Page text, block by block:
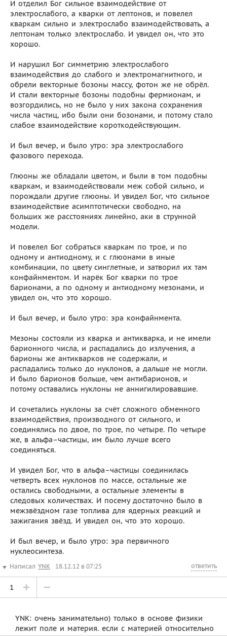
И отделил Бог сильное взаимодействие от
электрослабого, а кварки от лептонов, и повелел
кваркам сильно и электрослабо взаимодействовать, а
лептонам только электрослабо. И увидел он, что это
хорошо.
И нарушил Бог симметрию электрослабого
взаимодействия до слабого и электромагнитного, и
обрели векторные бозоны массу, фотон же не обрёл.
И стали векторные бозоны подобны фермионам, и
возгордились, но не было у них закона сохранения
числа частиц, ибо были они бозонами, и потому стало
слабое взаимодействие короткодействующим.
И был вечер, и было утро: эра электрослабого
фазового перехода.
Глюоны же обладали цветом, и были в том подобны
кваркам, и взаимодействовали меж собой сильно, и
порождали другие глюоны. И увидел Бог, что сильное
взаимодействие асимптотически свободно, на
больших же расстояниях линейно, аки в струнной
модели.
И повелел Бог собраться кваркам по трое, и по
одному и антиодному, и с глюонами в иные
комбинации, по цвету синглетные, и затворил их там
конфайнментом. И нарёк Бог кварки по трое
барионами, а по одному и антиодному мезонами, и
увидел он, что это хорошо.
И был вечер, и было утро: эра конфайнмента.
Мезоны состояли из кварка и антикварка, и не имели
барионного числа, и распадались до излучения, а
барионы же антикварков не содержали, и
распадались только до нуклонов, а дальше не могли.
И было барионов больше, чем антибарионов, и
потому оставались нуклоны не аннигилировавшие.
И сочетались нуклоны за счёт сложного обменного
взаимодействия, производного от сильного, и
соединялись по двое, по трое, по четыре. По четыре
же, в альфа–частицы, им было лучше всего
соединяться.
И увидел Бог, что в альфа–частицы соединилась
четверть всех нуклонов по массе, остальные же
остались свободными, а остальные элементы в
следовых количествах. И посему достаточно было в
межзвёздном газе топлива для ядерных реакций и
зажигания звёзд. И увидел он, что это хорошо.
И был вечер, и было утро: эра первичного
нуклеосинтеза.
Написал YNK 18.12.12 в 07:25 ответить
1
YNK: очень занимательно) только в основе физики
лежит поле и материя. если с материей относительно